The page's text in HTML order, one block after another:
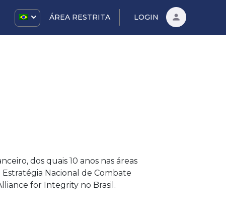
ÁREA RESTRITA LOGIN
dos quais 10 anos nas áreas
Nacional de Combate
for Integrity no Brasil.